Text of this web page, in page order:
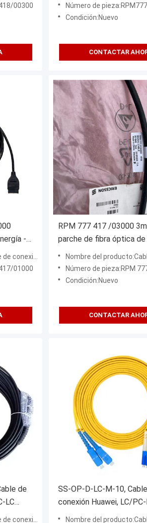
00300
Número de
Condición:Nuevo
CONTACTAR
-
de fibra óptica
01000
RPM 777 417 /03000
parche de fibra óptica
rendimiento para una
datos confiable
Nombre del producto:Cable de
Número de pieza:RPM 777
Condición:Nuevo
CONTACTAR
de
LC
datos
de fibra óptica
SS-OP-D-LC-M-10,
conexión Huawei, LC/
multimodo, PVC de 2
Nombre del producto:Cable de